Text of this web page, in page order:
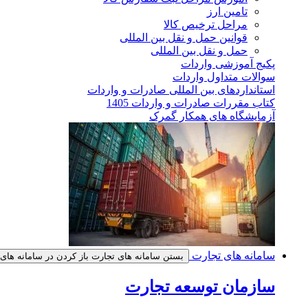
تامین ارز
مراحل ترخیص کالا
قوانین حمل و نقل بین المللی
حمل و نقل بین المللی
پکیج آموزشی واردات
سوالات متداول واردات
استانداردهای بین المللی صادرات و واردات
کتاب مقررات صادرات و واردات 1405
آزمایشگاه های همکار گمرک
سامانه های تجارت بستن سامانه های تجارت باز کردن در سامانه
سازمان توسعه تجارت